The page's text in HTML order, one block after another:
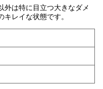
外は特に目立つ大きなダメ
レイな状態です。